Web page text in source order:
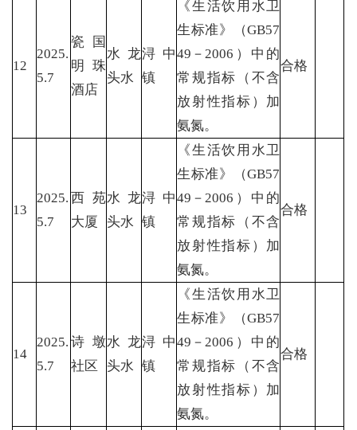
12
2025.
5.7
瓷国
明珠
酒店
水龙
头水
浔中
镇
《生活饮用水卫
生标准》（GB57
49－2006）中的
常规指标（不含
放射性指标）加
氨氮。
合格
13
2025.
5.7
西苑
大厦
水龙
头水
浔中
镇
《生活饮用水卫
生标准》（GB57
49－2006）中的
常规指标（不含
放射性指标）加
氨氮。
合格
14
2025.
5.7
诗墩
社区
水龙
头水
浔中
镇
《生活饮用水卫
生标准》（GB57
49－2006）中的
常规指标（不含
放射性指标）加
氨氮。
合格